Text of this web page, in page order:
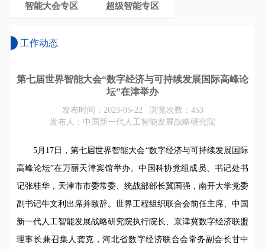
智能大会专区 超级智能专区
工作动态
第七届世界智能大会“数字经济与可持续发展国际高峰论
坛”在津举办
发布时间：2023-05-22 浏览次数： 453
发布人：中国新一代人工智能发展战略研究院
5月17日，第七届世界智能大会“数字经济与可持续发展国际
高峰论坛”在万丽天津宾馆举办。中国科协党组成员、书记处书
记张桂华，天津市市委常委、统战部部长冀国强，南开大学党委
副书记牛文利出席并致辞。世界工程组织联合会前任主席、中国
新一代人工智能发展战略研究院执行院长、京津冀数字经济联盟
理事长兼召集人龚克，河北省数字经济联合会常务副会长甘中